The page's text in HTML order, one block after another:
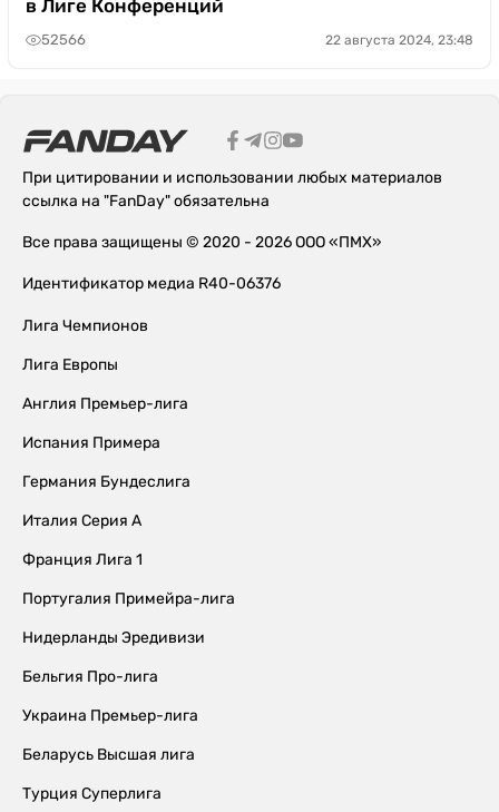
в Лиге Конференций
52566 22 августа 2024, 23:48
При цитировании и использовании любых материалов
ссылка на "FanDay" обязательна
Все права защищены © 2020 - 2026 ООО «ПМХ»
Идентификатор медиа R40-06376
Лига Чемпионов
Лига Европы
Англия Премьер-лига
Испания Примера
Германия Бундеслига
Италия Серия А
Франция Лига 1
Португалия Примейра-лига
Нидерланды Эредивизи
Бельгия Про-лига
Украина Премьер-лига
Беларусь Высшая лига
Турция Суперлига